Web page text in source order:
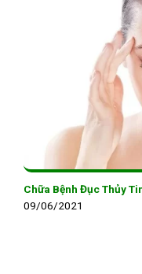
Chữa Bệnh Đục Thủy
09/06/2021